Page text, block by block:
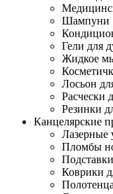
Шампуни
Гели для
Жидкое
Лосьон
Расчески
Резинки
Канцелярские
Лазерные
Пломбы
Коврики